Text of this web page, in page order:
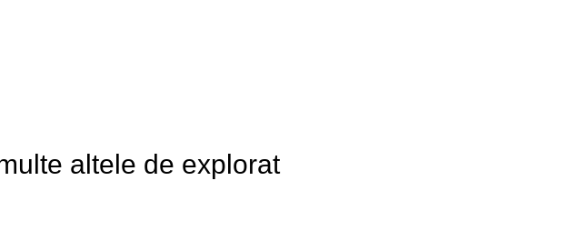
altele de explorat